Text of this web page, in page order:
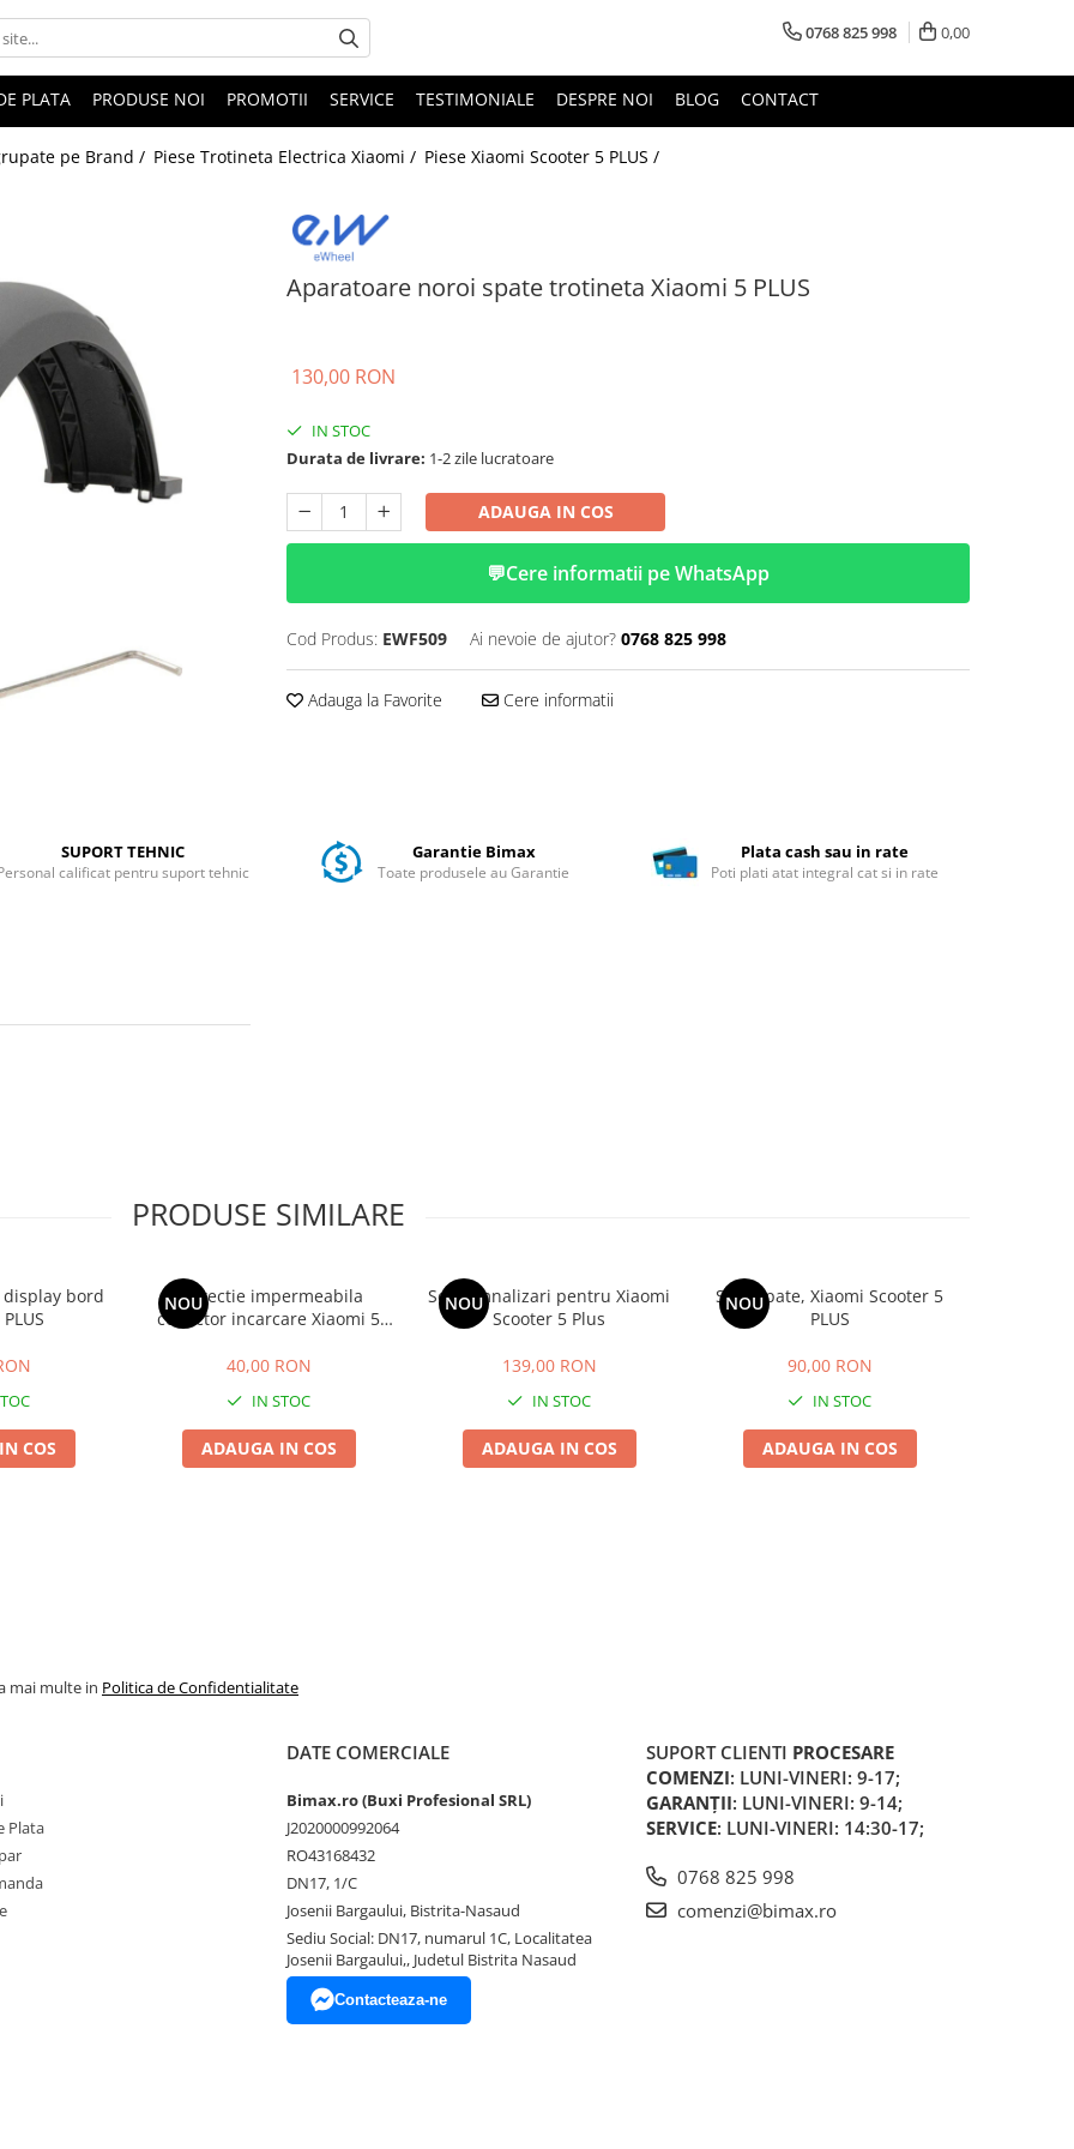
0768 825 998 0,00
PLATA PRODUSE NOI PROMOTII SERVICE TESTIMONIALE DESPRE NOI BLOG CONTACT
pe Brand / Piese Trotineta Electrica Xiaomi / Piese Xiaomi Scooter 5 PLUS /
Aparatoare noroi spate trotineta Xiaomi 5 PLUS
130,00 RON
IN STOC
Durata de livrare: 1-2 zile lucratoare
ADAUGA IN COS
💬Cere informatii pe WhatsApp
Cod Produs: EWF509 Ai nevoie de ajutor? 0768 825 998
Adauga la Favorite Cere informatii
SUPORT TEHNIC
calificat pentru suport tehnic
Garantie Bimax
Toate produsele au Garantie
Plata cash sau in rate
Poti plati atat integral cat si in rate
PRODUSE SIMILARE
bord
COS
NOU
Protectie impermeabila
conector incarcare Xiaomi 5
40,00 RON
IN STOC
ADAUGA IN COS
NOU
Set semnalizari pentru Xiaomi
Scooter 5 Plus
139,00 RON
IN STOC
ADAUGA IN COS
NOU
Stop spate, Xiaomi Scooter 5
PLUS
90,00 RON
IN STOC
ADAUGA IN COS
mai multe in Politica de Confidentialitate
Plata
DATE COMERCIALE
Bimax.ro (Buxi Profesional SRL)
J2020000992064
RO43168432
DN17, 1/C
Josenii Bargaului, Bistrita-Nasaud
Sediu Social: DN17, numarul 1C, Localitatea
Josenii Bargaului,, Judetul Bistrita Nasaud
Contacteaza-ne
SUPORT CLIENTI PROCESARE
COMENZI: LUNI-VINERI: 9-17;
GARANȚII: LUNI-VINERI: 9-14;
SERVICE: LUNI-VINERI: 14:30-17;
0768 825 998
comenzi@bimax.ro